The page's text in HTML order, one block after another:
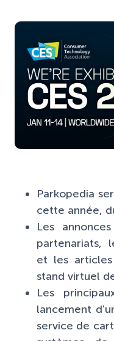
Parkopedia
cette année,
Les
partenariats,
et les
stand virtuel
Les
lancement
service de